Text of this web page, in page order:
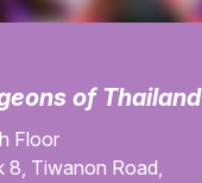
of Thailand
Floor
8, Tiwanon Road,